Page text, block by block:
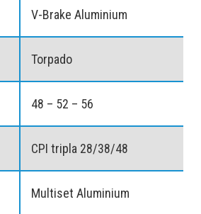
V-Brake Aluminium
Torpado
48 – 52 – 56
CPI tripla 28/38/48
Multiset Aluminium